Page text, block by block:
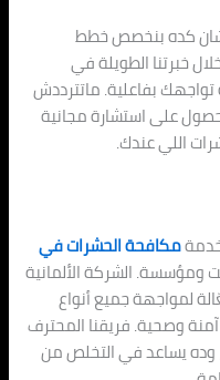
كده بنخصص خطط
خبرتنا الطويلة في
بفاعلية. ماتترددش
بينا على 01080892037 للحصول على استشارة مجانية
اللي عندك.
خدمةمكافحة الحشرات في
ومؤسسة. الشركة الألمانية
لمواجهة جميع أنواع
وصحية. فريقنا المحترف
وده يساعد في التخلص من